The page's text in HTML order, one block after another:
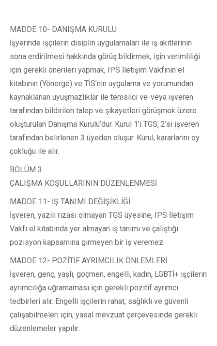
MADDE 10- DANIŞMA KURULU
İşyerinde işçilerin disiplin uygulamaları ile iş akitlerinin
sona erdirilmesi hakkında görüş bildirmek, işin verimliliği
için gerekli önerileri yapmak, IPS İletişim Vakfının el
kitabının (Yönerge) ve TİS’nin uygulama ve yorumundan
kaynaklanan uyuşmazlıklar ile temsilci ve-veya işveren
tarafından bildirilen talep ve şikayetleri görüşmek üzere
oluşturulan Danışma Kurulu’dur. Kurul 1’i TGS, 2’si işveren
tarafından belirlenen 3 üyeden oluşur. Kurul, kararlarını oy
çokluğu ile alır.
BÖLÜM 3
ÇALIŞMA KOŞULLARININ DÜZENLENMESİ
MADDE 11- İŞ TANIMI DEĞİŞİKLİĞİ
İşveren, yazılı rızası olmayan TGS üyesine, IPS İletişim
Vakfı el kitabında yer almayan iş tanımı ve çalıştığı
pozisyon kapsamına girmeyen bir iş veremez.
MADDE 12- POZİTİF AYRIMCILIK ÖNLEMLERİ
İşveren, genç, yaşlı, göçmen, engelli, kadın, LGBTİ+ işçilerin
ayrımcılığa uğramaması için gerekli pozitif ayrımcı
tedbirleri alır. Engelli işçilerin rahat, sağlıklı ve güvenli
çalışabilmeleri için, yasal mevzuat çerçevesinde gerekli
düzenlemeler yapılır.